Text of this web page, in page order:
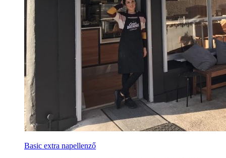
Basic extra napellenző